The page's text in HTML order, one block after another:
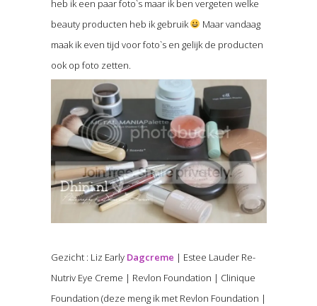
heb ik een paar foto`s maar ik ben vergeten welke
beauty producten heb ik gebruik
Maar vandaag
maak ik even tijd voor foto`s en gelijk de producten
ook op foto zetten.
Gezicht : Liz Early Dagcreme | Estee Lauder Re-
Nutriv Eye Creme | Revlon Foundation | Clinique
Foundation (deze meng ik met Revlon Foundation |